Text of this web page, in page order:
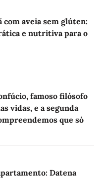
com aveia sem glúten:
e nutritiva para o
famoso filósofo
vidas, e a segunda
que só
Datena